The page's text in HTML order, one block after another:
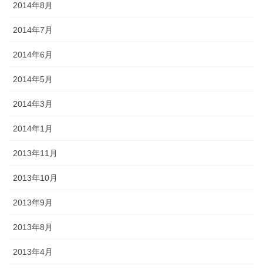
2014年8月
2014年7月
2014年6月
2014年5月
2014年3月
2014年1月
2013年11月
2013年10月
2013年9月
2013年8月
2013年4月